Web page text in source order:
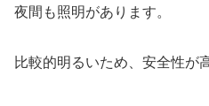
夜間も照明があります。
比較的明るいため、安全性が